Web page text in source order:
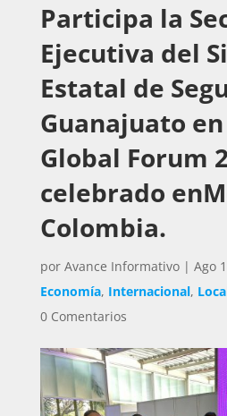
Participa la
Ejecutiva del
Estatal de
Guanajuato en
Global Forum
celebrado
Colombia.
por Avance Informativo| Ago
Economía, Internacional,
0 Comentarios